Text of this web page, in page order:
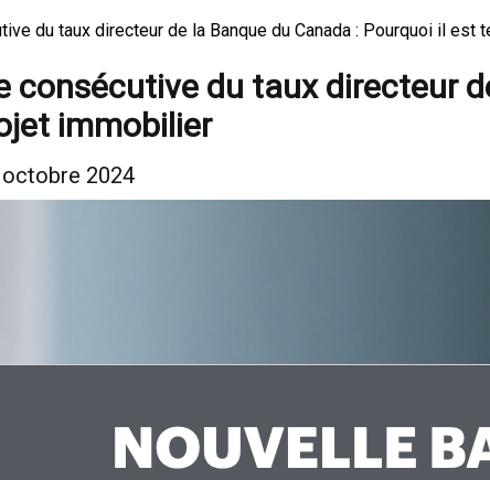
du taux directeur de la Banque du Canada : Pourquoi il
consécutive du taux directeur
immobilier
2024